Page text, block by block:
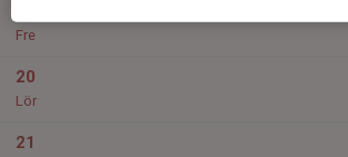
Fre
20
Lör
21